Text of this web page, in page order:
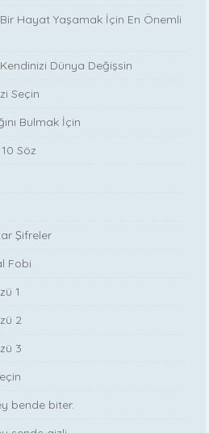
Hayat Yaşamak İçin En Önemli
Dünya Değişsin
Seçin
Bulmak İçin
Söz
Şifreler
Fobi
1
2
3
bende biter.